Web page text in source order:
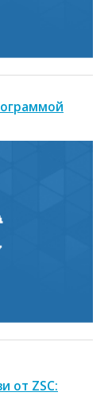
от ZSC: